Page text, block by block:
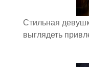
Стильная
выглядеть